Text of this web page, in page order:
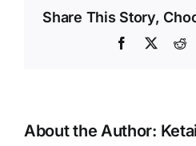
Share This Story,
Facebook
X
About the Author: